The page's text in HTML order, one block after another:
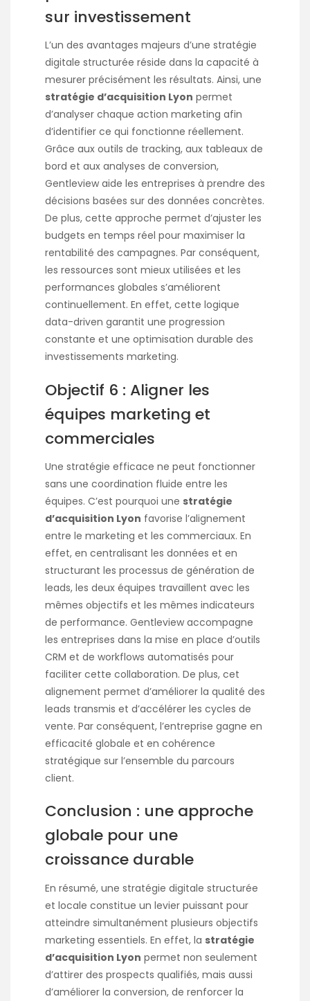
sur investissement
L’un des avantages majeurs d’une stratégie
digitale structurée réside dans la capacité à
mesurer précisément les résultats. Ainsi, une
stratégie d’acquisition Lyon permet
d’analyser chaque action marketing afin
d’identifier ce qui fonctionne réellement.
Grâce aux outils de tracking, aux tableaux de
bord et aux analyses de conversion,
Gentleview aide les entreprises à prendre des
décisions basées sur des données concrètes.
De plus, cette approche permet d’ajuster les
budgets en temps réel pour maximiser la
rentabilité des campagnes. Par conséquent,
les ressources sont mieux utilisées et les
performances globales s’améliorent
continuellement. En effet, cette logique
data-driven garantit une progression
constante et une optimisation durable des
investissements marketing.
Objectif 6 : Aligner les
équipes marketing et
commerciales
Une stratégie efficace ne peut fonctionner
sans une coordination fluide entre les
équipes. C’est pourquoi une stratégie
d’acquisition Lyon favorise l’alignement
entre le marketing et les commerciaux. En
effet, en centralisant les données et en
structurant les processus de génération de
leads, les deux équipes travaillent avec les
mêmes objectifs et les mêmes indicateurs
de performance. Gentleview accompagne
les entreprises dans la mise en place d’outils
CRM et de workflows automatisés pour
faciliter cette collaboration. De plus, cet
alignement permet d’améliorer la qualité des
leads transmis et d’accélérer les cycles de
vente. Par conséquent, l’entreprise gagne en
efficacité globale et en cohérence
stratégique sur l’ensemble du parcours
client.
Conclusion : une approche
globale pour une
croissance durable
En résumé, une stratégie digitale structurée
et locale constitue un levier puissant pour
atteindre simultanément plusieurs objectifs
marketing essentiels. En effet, la stratégie
d’acquisition Lyon permet non seulement
d’attirer des prospects qualifiés, mais aussi
d’améliorer la conversion, de renforcer la